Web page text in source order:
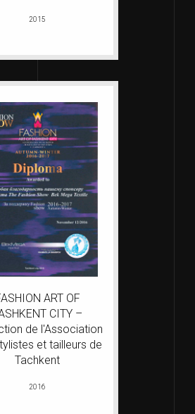
2015
ART OF
CITY –
de l'Association
et tailleurs de
Tachkent
2016